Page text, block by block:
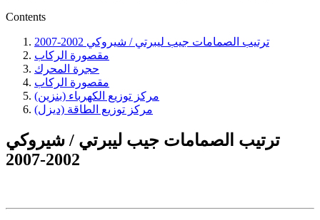
Contents
ترتيب الصمامات جيب ليبرتي / شيروكي 2002-2007
مقصورة الركاب
حجرة المحرك
مقصورة الركاب
مركز توزيع الكهرباء (بنزين)
مركز توزيع الطاقة (ديزل)
ترتيب الصمامات جيب ليبرتي / شيروكي
2002-2007